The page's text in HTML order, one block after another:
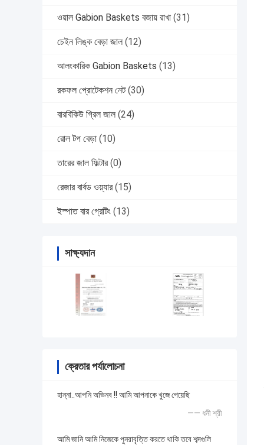
ওয়াল Gabion Baskets বজায় রাখা (31)
চেইন লিঙ্ক বেড়া জাল (12)
আলংকারিক Gabion Baskets (13)
রকফল প্রোটেকশন নেট (30)
বারবিকিউ গ্রিল জাল (24)
রোল টপ বেড়া (10)
তারের জাল ফিল্টার (0)
রেজার বার্বড ওয়্যার (15)
ইস্পাত বার গ্রেটিং (13)
সাক্ষ্যদান
ক্রেতার পর্যালোচনা
হান্না..আপনি অভিনব !! আমি আপনাকে খুজে পেয়েছি
—— ধনী শ্রী
আমি জানি আমি নিজেকে পুনরাবৃত্তি করতে থাকি তবে শব্দগুলি